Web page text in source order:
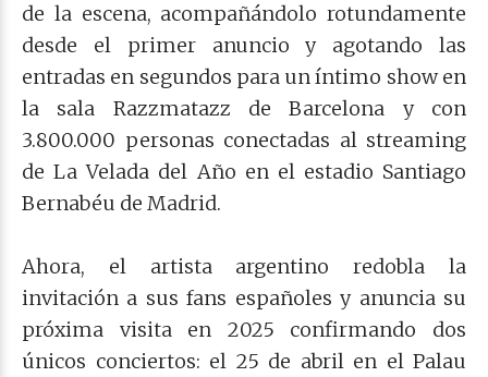
de la escena, acompañándolo rotundamente
desde el primer anuncio y agotando las
entradas en segundos para un íntimo show en
la sala Razzmatazz de Barcelona y con
3.800.000 personas conectadas al streaming
de La Velada del Año en el estadio Santiago
Bernabéu de Madrid.
Ahora, el artista argentino redobla la
invitación a sus fans españoles y anuncia su
próxima visita en 2025 confirmando dos
únicos conciertos: el 25 de abril en el Palau